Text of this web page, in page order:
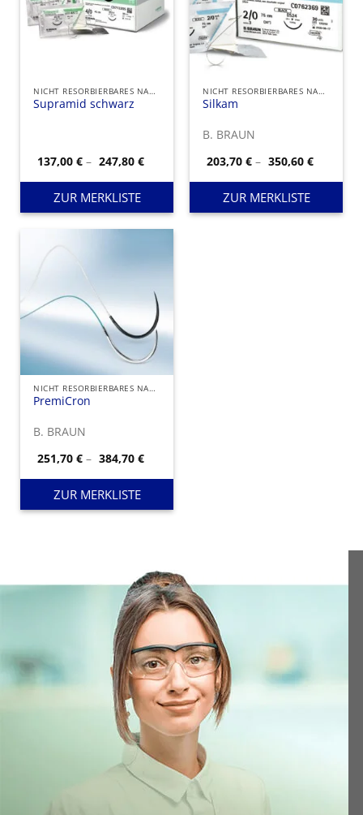
NICHT RESORBIERBARES NAHTMATERIAL
Supramid schwarz
137,00€ – 247,80€Preisspanne:
137,00 €
bis
ZUR MERKLISTE
NICHT RESORBIERBARES NAHTMATERIAL
Silkam
B. BRAUN
203,70€ – 350,60€
203,70 €
bis
ZUR MERKLISTE
NICHT RESORBIERBARES NAHTMATERIAL
PremiCron
B. BRAUN
251,70€ – 384,70€Preisspanne:
251,70 €
bis
ZUR MERKLISTE